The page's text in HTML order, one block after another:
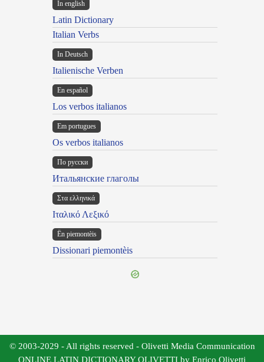
In english
Latin Dictionary
Italian Verbs
In Deutsch
Italienische Verben
En español
Los verbos italianos
Em portugues
Os verbos italianos
По русски
Итальянские глаголы
Στα ελληνικά
Ιταλικό Λεξικό
Ën piemontèis
Dissionari piemontèis
© 2003-2029 - All rights reserved - Olivetti Media Communication
ONLINE LATIN DICTIONARY OLIVETTI by Enrico Olivetti